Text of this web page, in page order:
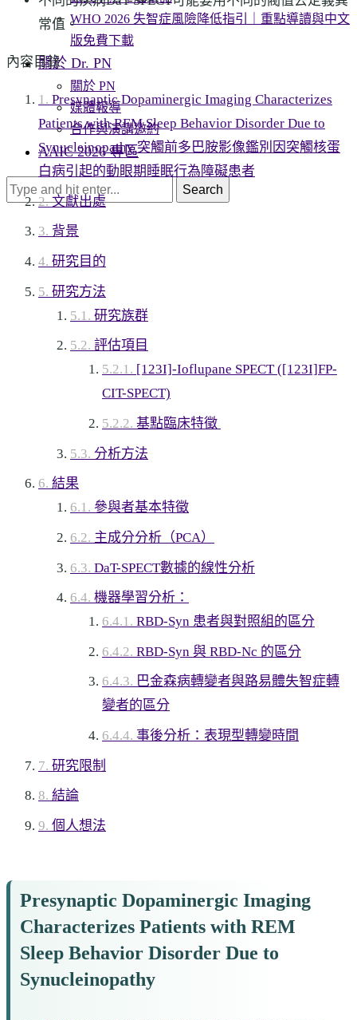
WHO 2026 失智症風險降低指引｜重點導讀與中文
版免費下載
關於 Dr. PN
關於 PN
媒體報導
合作與演講邀約
AAIC 2026 專區
Search
常值。
內容目錄
Presynaptic Dopaminergic Imaging Characterizes
Patients with REM Sleep Behavior Disorder Due to
Synucleinopathy 突觸前多巴胺影像鑑別因突觸核蛋
白病引起的動眼期睡眠行為障礙患者
文獻出處
背景
研究目的
研究方法
研究族群
評估項目
[123I]-Ioflupane SPECT ([123I]FP-
CIT-SPECT)
基點臨床特徵
分析方法
結果
參與者基本特徵
主成分分析（PCA）
DaT-SPECT數據的線性分析
機器學習分析：
RBD-Syn 患者與對照組的區分
RBD-Syn 與 RBD-Nc 的區分
巴金森病轉變者與路易體失智症轉
變者的區分
事後分析：表現型轉變時間
研究限制
結論
個人想法
Presynaptic Dopaminergic Imaging
Characterizes Patients with REM
Sleep Behavior Disorder Due to
Synucleinopathy